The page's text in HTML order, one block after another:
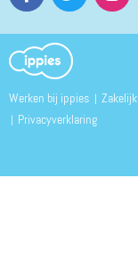
Werken bij ippies Zakelijk
Privacyverklaring